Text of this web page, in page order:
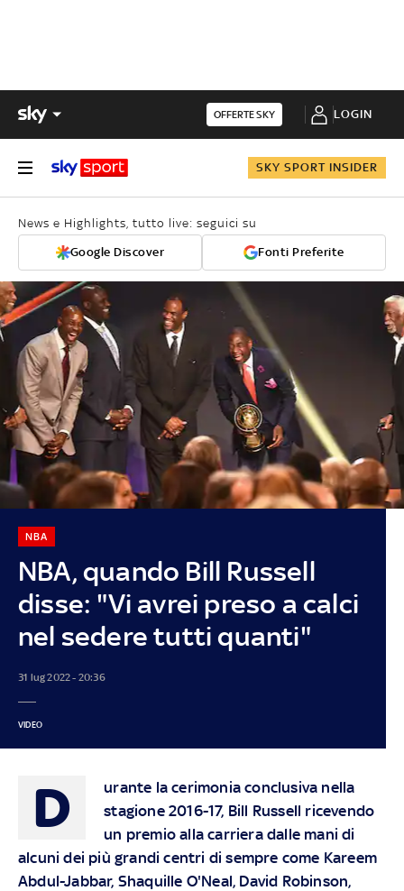
OFFERTE SKY LOGIN
SKY SPORT INSIDER
News e Highlights, tutto live: seguici su
Google Discover Fonti Preferite
NBA, quando Bill Russell
disse: "Vi avrei preso a calci
nel sedere tutti quanti"
NBA
31 lug 2022 - 20:36
VIDEO
D
urante la cerimonia conclusiva nella
stagione 2016-17, Bill Russell ricevendo
un premio alla carriera dalle mani di
alcuni dei più grandi centri di sempre come Kareem
Abdul-Jabbar, Shaquille O'Neal, David Robinson,